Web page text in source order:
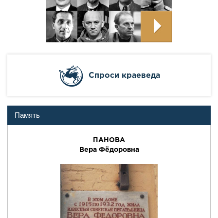
Cпроси краеведа
Память
ПАНОВА
Вера Фёдоровна